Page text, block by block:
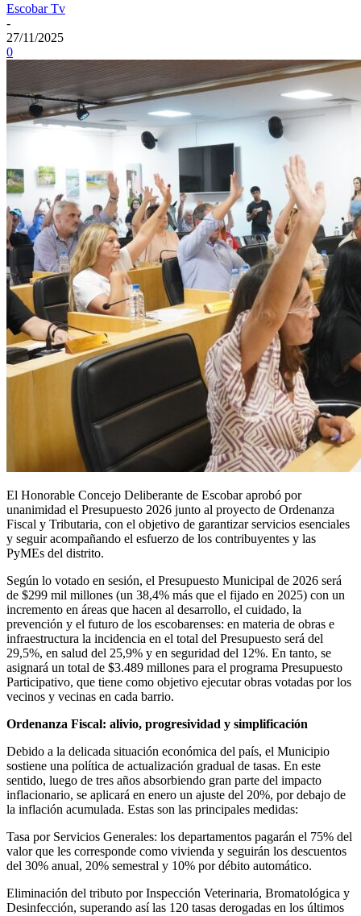
Escobar Tv
-
27/11/2025
0
El Honorable Concejo Deliberante de Escobar aprobó por
unanimidad el Presupuesto 2026 junto al proyecto de Ordenanza
Fiscal y Tributaria, con el objetivo de garantizar servicios esenciales
y seguir acompañando el esfuerzo de los contribuyentes y las
PyMEs del distrito.
Según lo votado en sesión, el Presupuesto Municipal de 2026 será
de $299 mil millones (un 38,4% más que el fijado en 2025) con un
incremento en áreas que hacen al desarrollo, el cuidado, la
prevención y el futuro de los escobarenses: en materia de obras e
infraestructura la incidencia en el total del Presupuesto será del
29,5%, en salud del 25,9% y en seguridad del 12%. En tanto, se
asignará un total de $3.489 millones para el programa Presupuesto
Participativo, que tiene como objetivo ejecutar obras votadas por los
vecinos y vecinas en cada barrio.
Ordenanza Fiscal: alivio, progresividad y simplificación
Debido a la delicada situación económica del país, el Municipio
sostiene una política de actualización gradual de tasas. En este
sentido, luego de tres años absorbiendo gran parte del impacto
inflacionario, se aplicará en enero un ajuste del 20%, por debajo de
la inflación acumulada. Estas son las principales medidas:
Tasa por Servicios Generales: los departamentos pagarán el 75% del
valor que les corresponde como vivienda y seguirán los descuentos
del 30% anual, 20% semestral y 10% por débito automático.
Eliminación del tributo por Inspección Veterinaria, Bromatológica y
Desinfección, superando así las 120 tasas derogadas en los últimos